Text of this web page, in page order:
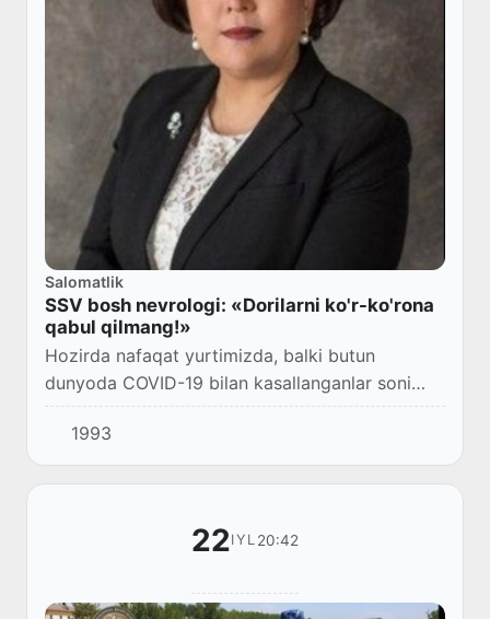
Salomatlik
SSV bosh nevrologi: «Dorilarni ko'r-ko'rona
qabul qilmang!»
Hozirda nafaqat yurtimizda, balki butun
dunyoda COVID-19 bilan kasallanganlar soni
ortib bormoqda.
1993
22IYL 20:42